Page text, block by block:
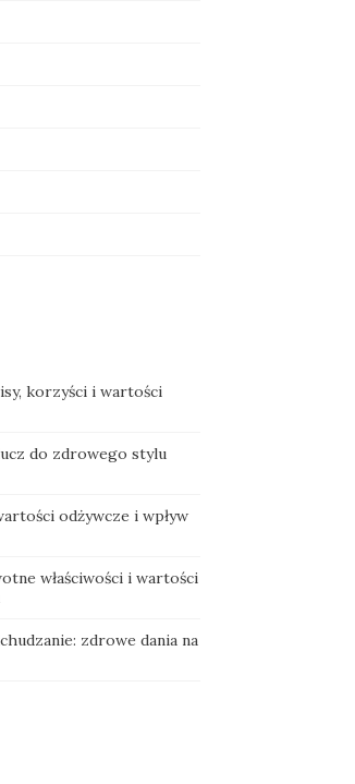
korzyści i wartości
do zdrowego stylu
odżywcze i wpływ
właściwości i wartości
zdrowe dania na